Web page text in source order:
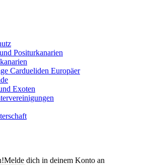
Positurkanarien
Cardueliden Europäer
Exoten
Melde dich in deinem Konto an